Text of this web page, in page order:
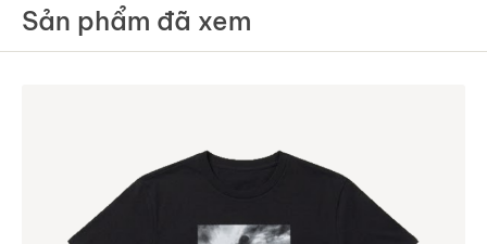
Sản phẩm đã xem